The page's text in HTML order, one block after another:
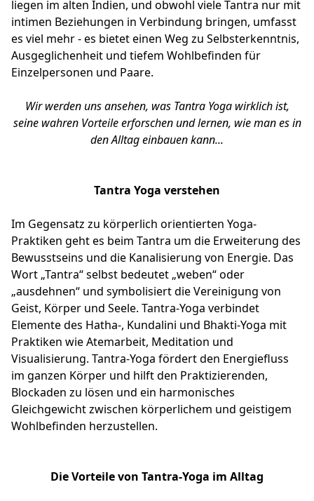
liegen im alten Indien, und obwohl viele Tantra nur mit
intimen Beziehungen in Verbindung bringen, umfasst
es viel mehr - es bietet einen Weg zu Selbsterkenntnis,
Ausgeglichenheit und tiefem Wohlbefinden für
Einzelpersonen und Paare.
Wir werden uns ansehen, was Tantra Yoga wirklich ist,
seine wahren Vorteile erforschen und lernen, wie man es in
den Alltag einbauen kann...
Tantra Yoga verstehen
Im Gegensatz zu körperlich orientierten Yoga-
Praktiken geht es beim Tantra um die Erweiterung des
Bewusstseins und die Kanalisierung von Energie. Das
Wort „Tantra“ selbst bedeutet „weben“ oder
„ausdehnen“ und symbolisiert die Vereinigung von
Geist, Körper und Seele. Tantra-Yoga verbindet
Elemente des Hatha-, Kundalini und Bhakti-Yoga mit
Praktiken wie Atemarbeit, Meditation und
Visualisierung. Tantra-Yoga fördert den Energiefluss
im ganzen Körper und hilft den Praktizierenden,
Blockaden zu lösen und ein harmonisches
Gleichgewicht zwischen körperlichem und geistigem
Wohlbefinden herzustellen.
Die Vorteile von Tantra-Yoga im Alltag